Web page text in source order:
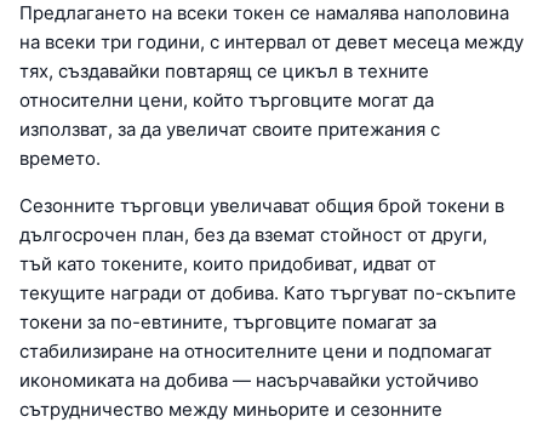
Предлагането на всеки токен се намалява наполовина
на всеки три години, с интервал от девет месеца между
тях, създавайки повтарящ се цикъл в техните
относителни цени, който търговците могат да
използват, за да увеличат своите притежания с
времето.
Сезонните търговци увеличават общия брой токени в
дългосрочен план, без да вземат стойност от други,
тъй като токените, които придобиват, идват от
текущите награди от добива. Като търгуват по-скъпите
токени за по-евтините, търговците помагат за
стабилизиране на относителните цени и подпомагат
икономиката на добива — насърчавайки устойчиво
сътрудничество между миньорите и сезонните